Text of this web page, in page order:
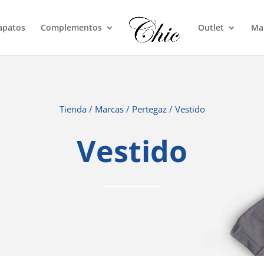
Complementos Outlet
Tienda/ Marcas/ Pertegaz/ Vestido
Vestido